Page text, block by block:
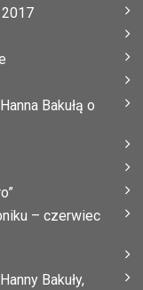
Bakułą o
– czerwiec
Bakuły,